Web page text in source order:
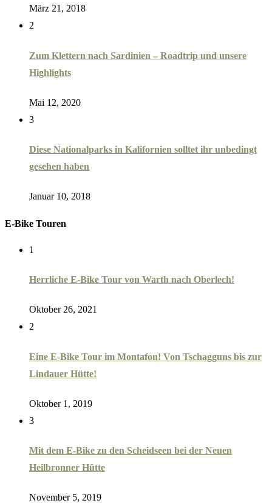
März 21, 2018
2
Zum Klettern nach Sardinien – Roadtrip und unsere
Highlights
Mai 12, 2020
3
Diese Nationalparks in Kalifornien solltet ihr unbedingt
gesehen haben
Januar 10, 2018
E-Bike Touren
1
Herrliche E-Bike Tour von Warth nach Oberlech!
Oktober 26, 2021
2
Eine E-Bike Tour im Montafon! Von Tschagguns bis zur
Lindauer Hütte!
Oktober 1, 2019
3
Mit dem E-Bike zu den Scheidseen bei der Neuen
Heilbronner Hütte
November 5, 2019